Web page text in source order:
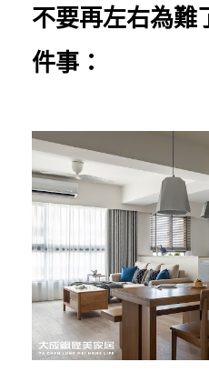
不要再左右為難
件事：